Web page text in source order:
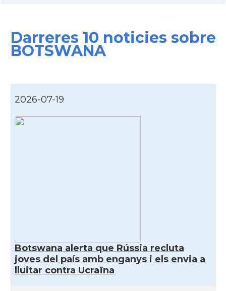
Darreres 10 noticies sobre
BOTSWANA
2026-07-19
Botswana alerta que Rússia recluta
joves del país amb enganys i els envia a
lluitar contra Ucraïna